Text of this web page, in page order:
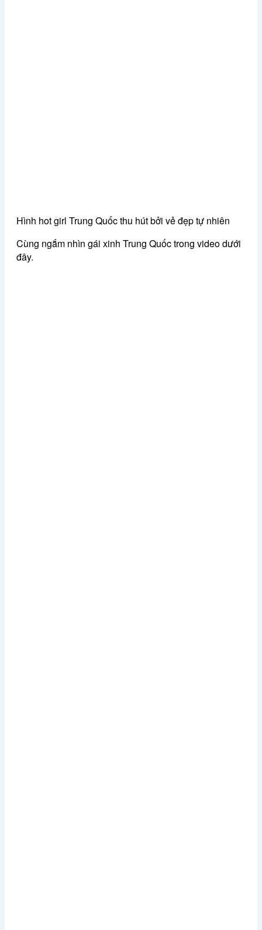
Hình hot girl Trung Quốc thu hút bởi vẻ đẹp tự nhiên
Cùng ngắm nhìn gái xinh Trung Quốc trong video dưới
đây.